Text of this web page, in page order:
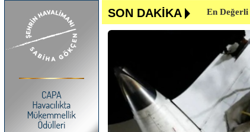
SON DAKİKA
En
Uçuşlar